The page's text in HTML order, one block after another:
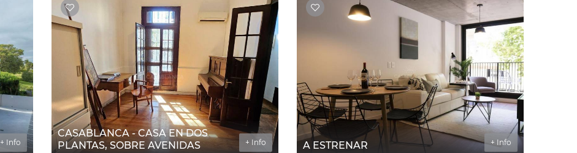
+ Info
CASABLANCA - CASA EN DOS
PLANTAS, SOBRE AVENIDAS
+ Info A ESTRENAR + Info